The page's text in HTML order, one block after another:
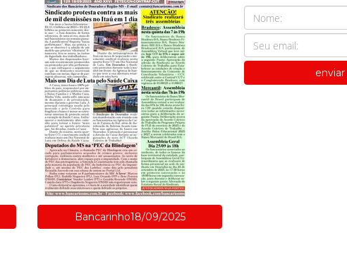
Bancarinho18/09/2025
enviar